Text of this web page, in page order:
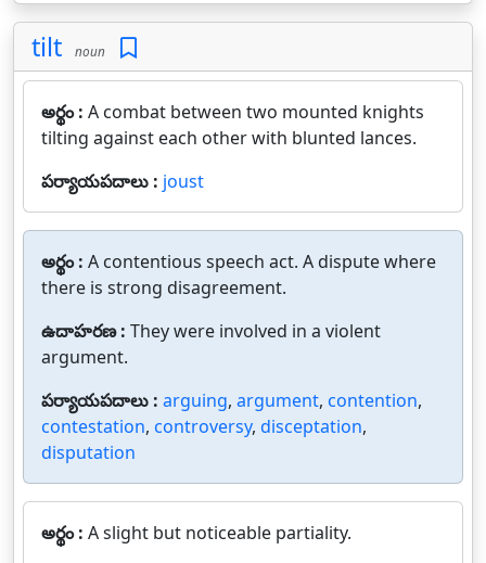
tilt noun
అర్థం : A combat between two mounted knights
tilting against each other with blunted lances.
పర్యాయపదాలు : joust
అర్థం : A contentious speech act. A dispute where
there is strong disagreement.
ఉదాహరణ : They were involved in a violent
argument.
పర్యాయపదాలు : arguing, argument, contention,
contestation, controversy, disceptation,
disputation
అర్థం : A slight but noticeable partiality.